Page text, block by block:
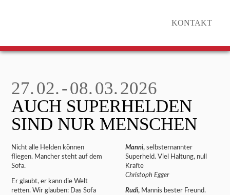
KONTAKT
27. 02. - 08. 03. 2026
AUCH SUPERHELDEN
SIND NUR MENSCHEN
Manni, selbsternannter
Superheld. Viel Haltung, null
Kräfte
Christoph Egger
Rudi, Mannis bester Freund.
Nicht alle Helden können
fliegen. Mancher steht auf dem
Sofa.
Er glaubt, er kann die Welt
retten. Wir glauben: Das Sofa